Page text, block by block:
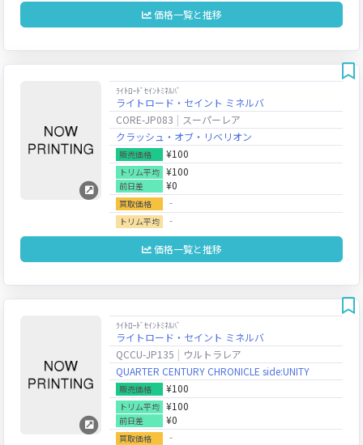
価格一覧と推移
ﾗｲﾄﾛｰﾄﾞｾｲﾝﾄﾐﾈﾙﾊﾞ
ライトロード・セイント ミネルバ
CORE-JP083
スーパーレア
クラッシュ・オブ・リベリオン
販売価格 ¥100
トリム平均 ¥100
前日差 ¥0
買取価格 ‐
トリム平均 ‐
価格一覧と推移
ﾗｲﾄﾛｰﾄﾞｾｲﾝﾄﾐﾈﾙﾊﾞ
ライトロード・セイント ミネルバ
QCCU-JP135
ウルトラレア
QUARTER CENTURY CHRONICLE side:UNITY
販売価格 ¥100
トリム平均 ¥100
前日差 ¥0
買取価格 ‐